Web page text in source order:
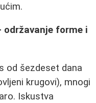
održavanje forme i
od šezdeset dana
krugovi), mnogi
Iskustva